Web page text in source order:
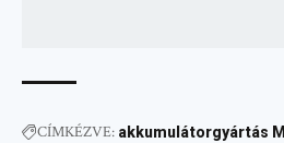
CÍMKÉZVE: akkumulátorgyártás